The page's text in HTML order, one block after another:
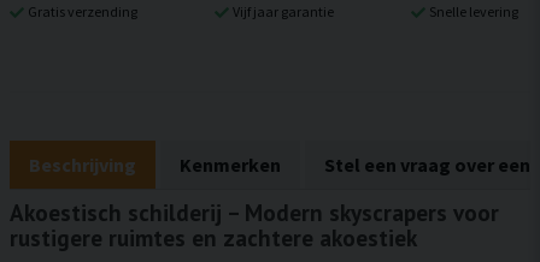
Gratis verzending Vijf jaar garantie Snelle levering
Beschrijving Kenmerken Stel een vraag over een
Akoestisch schilderij – Modern skyscrapers voor
rustigere ruimtes en zachtere akoestiek